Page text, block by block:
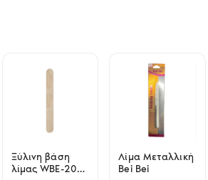
Ξύλινη βάση
λίμας WBE-20
Λίμα Μεταλλική
Bei Bei